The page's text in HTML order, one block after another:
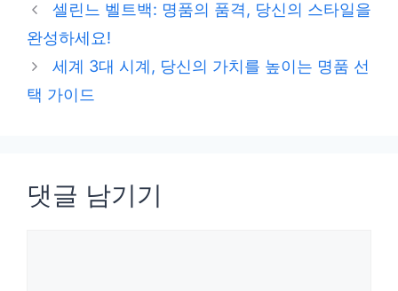
고
리
셀린느 벨트백: 명품의 품격, 당신의 스타일을
완성하세요!
세계 3대 시계, 당신의 가치를 높이는 명품 선
택 가이드
댓글 남기기